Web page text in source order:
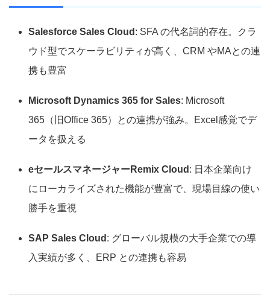
Salesforce Sales Cloud : SFA の代名詞的存在。クラ
ウド型でスケーラビリティが高く、CRM やMAとの連
携も豊富
Microsoft Dynamics 365 for Sales: Microsoft
365（旧Office 365）との連携が強み。Excel感覚でデ
ータを扱える
eセールスマネージャーRemix Cloud : 日本企業向け
にローカライズされた機能が豊富で、現場目線の使い
勝手を重視
SAP Sales Cloud : グローバル規模の大手企業での導
入実績が多く、ERP との連携も容易